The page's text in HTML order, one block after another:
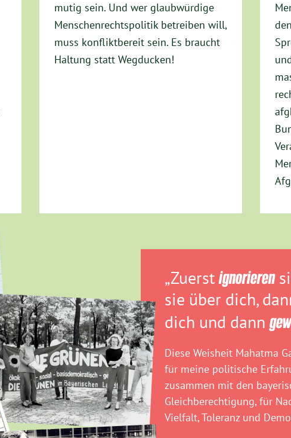
mutig sein. Und wer glaubwürdige
Menschenrechtspolitik betreiben will,
muss konfliktbereit sein. Es braucht
Haltung statt Wegducken!
„Zuerstignorieren
sie über dich,
dich und dann
Diese Weisheit Mahatma
für meine politische
zusammen mit den
Gleichberechtigung, für
Vielfalt, Toleranz und